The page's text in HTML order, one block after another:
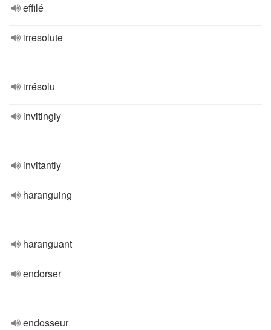
effilé
irresolute
irrésolu
invitingly
invitantly
haranguing
haranguant
endorser
endosseur